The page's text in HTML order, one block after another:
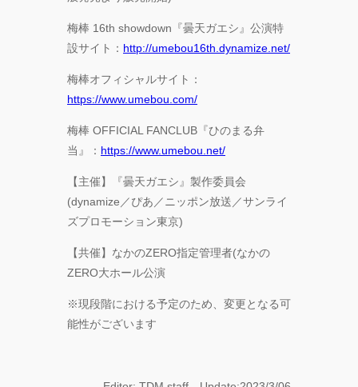
梅棒 16th showdown『曇天ガエシ』公演特
設サイト： http://umebou16th.dynamize.net/
梅棒オフィシャルサイト：
https://www.umebou.com/
梅棒 OFFICIAL FANCLUB『ひのまる弁
当』： https://www.umebou.net/
【主催】『曇天ガエシ』製作委員会
(dynamize／ぴあ／ニッポン放送／サンライ
ズプロモーション東京)
【共催】なかのZERO指定管理者(なかの
ZERO大ホール公演
※現段階における予定のため、変更となる可
能性がございます